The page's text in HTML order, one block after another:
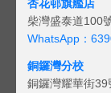
杏花邨旗艦店
柴灣盛泰道100
WhatsApp：
銅鑼灣分校
銅鑼灣耀華街